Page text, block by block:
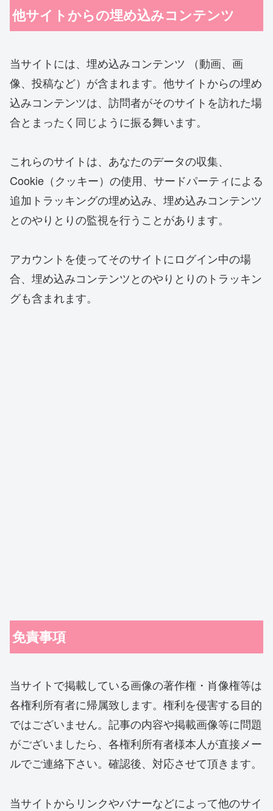
他サイトからの埋め込みコンテンツ
当サイトには、埋め込みコンテンツ （動画、画
像、投稿など）が含まれます。他サイトからの埋め
込みコンテンツは、訪問者がそのサイトを訪れた場
合とまったく同じように振る舞います。
これらのサイトは、あなたのデータの収集、
Cookie（クッキー）の使用、サードパーティによる
追加トラッキングの埋め込み、埋め込みコンテンツ
とのやりとりの監視を行うことがあります。
アカウントを使ってそのサイトにログイン中の場
合、埋め込みコンテンツとのやりとりのトラッキン
グも含まれます。
免責事項
当サイトで掲載している画像の著作権・肖像権等は
各権利所有者に帰属致します。権利を侵害する目的
ではございません。記事の内容や掲載画像等に問題
がございましたら、各権利所有者様本人が直接メー
ルでご連絡下さい。確認後、対応させて頂きます。
当サイトからリンクやバナーなどによって他のサイ